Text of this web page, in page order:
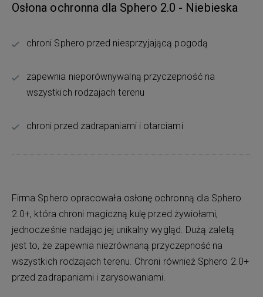
Osłona ochronna dla Sphero 2.0 - Niebieska
chroni Sphero przed niesprzyjającą pogodą
zapewnia nieporównywalną przyczepność na
wszystkich rodzajach terenu
chroni przed zadrapaniami i otarciami
Firma Sphero opracowała osłonę ochronną dla Sphero
2.0+, która chroni magiczną kulę przed żywiołami,
jednocześnie nadając jej unikalny wygląd. Dużą zaletą
jest to, że zapewnia niezrównaną przyczepność na
wszystkich rodzajach terenu. Chroni również Sphero 2.0+
przed zadrapaniami i zarysowaniami.